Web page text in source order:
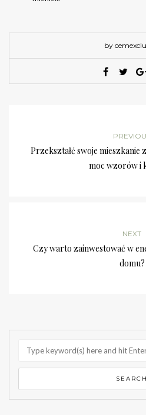
by
Przekształć swoje mieszkanie
moc wzorów i
NEXT
Czy warto zainwestować w
domu?